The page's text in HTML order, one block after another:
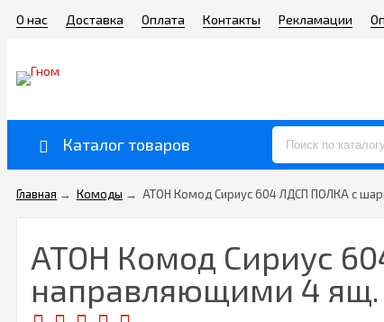
О нас Доставка Оплата Контакты Рекламации
Каталог товаров
Главная → Комоды → АТОН Комод Сириус 604 ЛДСП ПОЛКА с
АТОН Комод Сириус
направляющими 4 ящ.